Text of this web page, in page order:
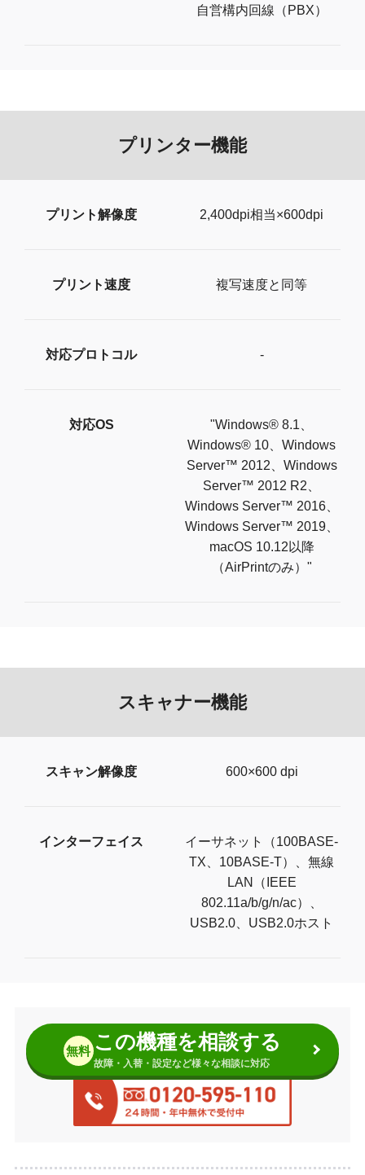
自営構内回線（PBX）
プリンター機能
プリント解像度 2,400dpi相当×600dpi
プリント速度 複写速度と同等
対応プロトコル -
対応OS
"Windows® 8.1、
Windows® 10、Windows
Server™ 2012、Windows
Server™ 2012 R2、
Windows Server™ 2016、
Windows Server™ 2019、
macOS 10.12以降
（AirPrintのみ）"
スキャナー機能
スキャン解像度 600×600 dpi
インターフェイス
イーサネット（100BASE-
TX、10BASE-T）、無線
LAN（IEEE
802.11a/b/g/n/ac）、
USB2.0、USB2.0ホスト
無料 この機種を相談する
故障・入替・設定など様々な相談に対応